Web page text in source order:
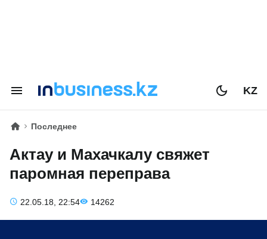
KZ
Последнее
Актау и Махачкалу свяжет
паромная переправа
22.05.18, 22:54 14262